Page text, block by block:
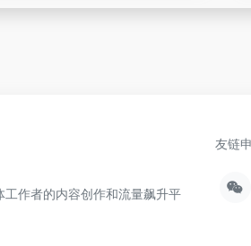
工作者的内容创作和流量飙升平
友链